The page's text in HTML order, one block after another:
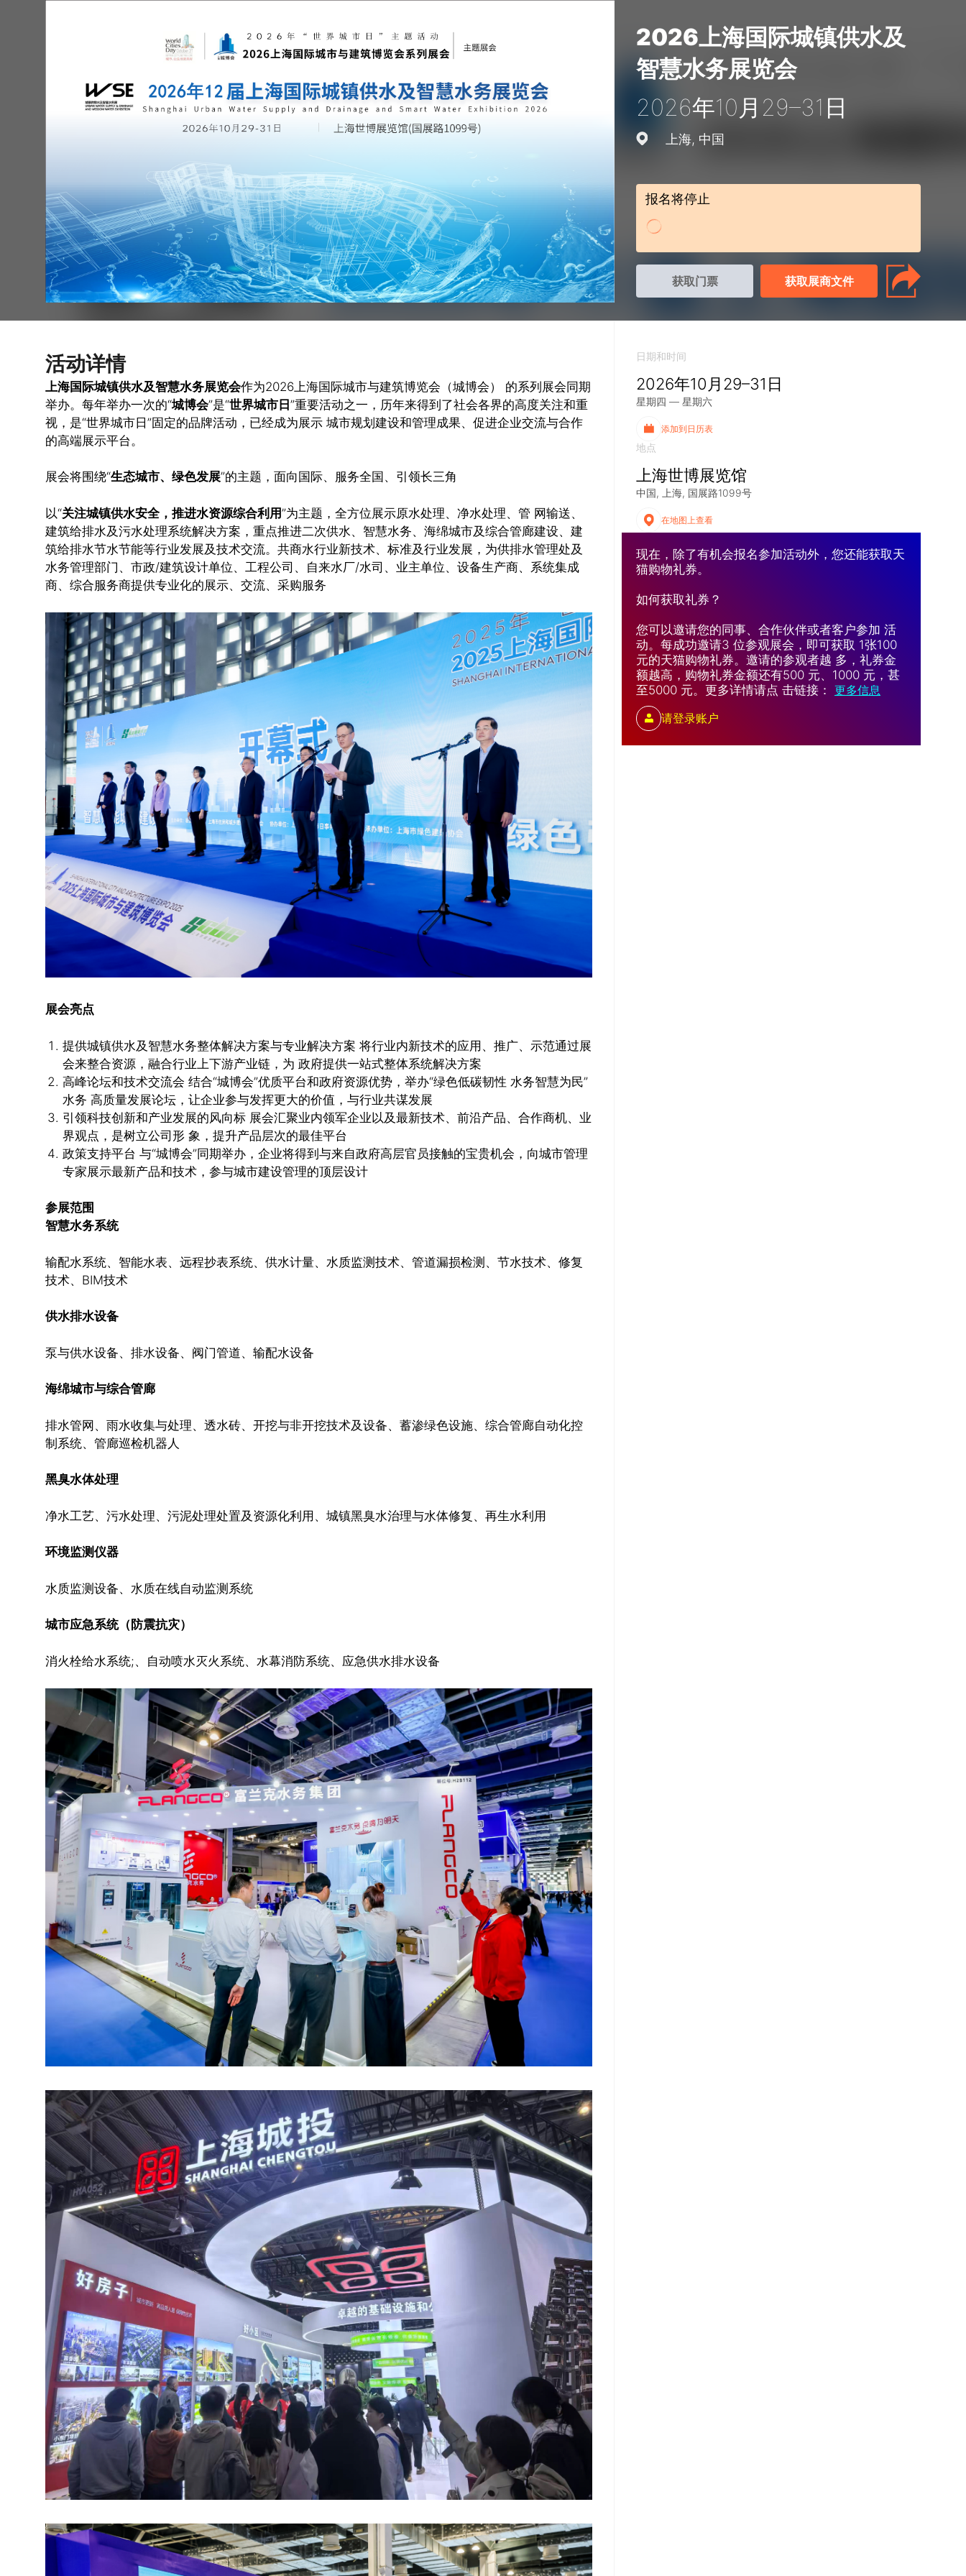
2026上海国际城镇供水及
智慧水务展览会
2026年10月29–31日
上海 中国
报名将停止
获取门票 获取展商文件
活动详情
上海国际城镇供水及智慧水务展览会作为2026上海国际城市与建筑博览会（城博会） 的系列展会同期
举办。每年举办一次的“城博会”是“世界城市日”重要活动之一，历年来得到了社会各界的高度关注和重
视，是“世界城市日”固定的品牌活动，已经成为展示 城市规划建设和管理成果、促进企业交流与合作
的高端展示平台。
展会将围绕“生态城市、绿色发展”的主题，面向国际、服务全国、引领长三角
以“关注城镇供水安全，推进水资源综合利用”为主题，全方位展示原水处理、净水处理、管 网输送、
建筑给排水及污水处理系统解决方案，重点推进二次供水、智慧水务、海绵城市及综合管廊建设、建
筑给排水节水节能等行业发展及技术交流。共商水行业新技术、标准及行业发展，为供排水管理处及
水务管理部门、市政/建筑设计单位、工程公司、自来水厂/水司、业主单位、设备生产商、系统集成
商、综合服务商提供专业化的展示、交流、采购服务
展会亮点
提供城镇供水及智慧水务整体解决方案与专业解决方案 将行业内新技术的应用、推广、示范通过展
会来整合资源，融合行业上下游产业链，为 政府提供一站式整体系统解决方案
高峰论坛和技术交流会 结合“城博会”优质平台和政府资源优势，举办“绿色低碳韧性 水务智慧为民”
水务 高质量发展论坛，让企业参与发挥更大的价值，与行业共谋发展
引领科技创新和产业发展的风向标 展会汇聚业内领军企业以及最新技术、前沿产品、合作商机、业
界观点，是树立公司形 象，提升产品层次的最佳平台
政策支持平台 与“城博会”同期举办，企业将得到与来自政府高层官员接触的宝贵机会，向城市管理
专家展示最新产品和技术，参与城市建设管理的顶层设计
参展范围
智慧水务系统
输配水系统、智能水表、远程抄表系统、供水计量、水质监测技术、管道漏损检测、节水技术、修复
技术、BIM技术
供水排水设备
泵与供水设备、排水设备、阀门管道、输配水设备
海绵城市与综合管廊
排水管网、雨水收集与处理、透水砖、开挖与非开挖技术及设备、蓄渗绿色设施、综合管廊自动化控
制系统、管廊巡检机器人
黑臭水体处理
净水工艺、污水处理、污泥处理处置及资源化利用、城镇黑臭水治理与水体修复、再生水利用
环境监测仪器
水质监测设备、水质在线自动监测系统
城市应急系统（防震抗灾）
消火栓给水系统;、自动喷水灭火系统、水幕消防系统、应急供水排水设备
日期和时间
2026年10月29–31日
星期四 — 星期六
添加到日历表
地点
上海世博展览馆
中国 上海 国展路1099号
在地图上查看
现在，除了有机会报名参加活动外，您还能获取天
猫购物礼券。
如何获取礼券？
您可以邀请您的同事、合作伙伴或者客户参加 活
动。每成功邀请3 位参观展会，即可获取 1张100
元的天猫购物礼券。邀请的参观者越 多，礼券金
额越高，购物礼券金额还有500 元、1000 元，甚
至5000 元。更多详情请点 击链接： 更多信息
请登录账户
关闭